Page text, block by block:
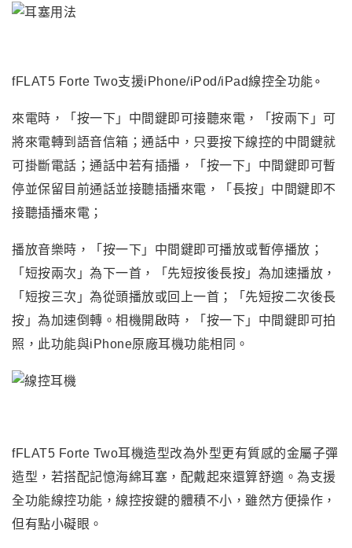
fFLAT5 Forte Two支援iPhone/iPod/iPad線控全功能∘
來電時，「按一下」中間鍵即可接聽來電，「按兩下」可
將來電轉到語音信箱；通話中，只要按下線控的中間鍵就
可掛斷電話；通話中若有插播，「按一下」中間鍵即可暫
停並保留目前通話並接聽插播來電，「長按」中間鍵即不
接聽插播來電；
播放音樂時，「按一下」中間鍵即可播放或暫停播放；
「短按兩次」為下一首，「先短按後長按」為加速播放，
「短按三次」為從頭播放或回上一首；「先短按二次後長
按」為加速倒轉。相機開啟時，「按一下」中間鍵即可拍
照，此功能與iPhone原廠耳機功能相同。
fFLAT5 Forte Two耳機造型改為外型更有質感的金屬子彈
造型，若搭配記憶海綿耳塞，配戴起來還算舒適。為支援
全功能線控功能，線控按鍵的體積不小，雖然方便操作，
但有點小礙眼。